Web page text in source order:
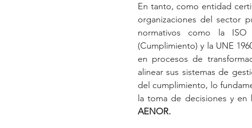
En tanto, como entidad
organizaciones del sector
normativos como la ISO
(Cumplimiento) y la UNE
en procesos de
alinear sus sistemas de
del cumplimiento, lo
la toma de decisiones y en
AENOR.